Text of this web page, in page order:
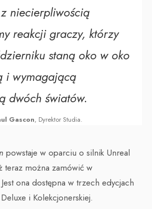
niecierpliwością
reakcji graczy, którzy
staną oko w oko
i wymagającą
dwóch światów.
Gascon, Dyrektor Studia.
powstaje w oparciu o silnik Unreal
teraz można zamówić w
ona dostępna w trzech edycjach
i Kolekcjonerskiej.